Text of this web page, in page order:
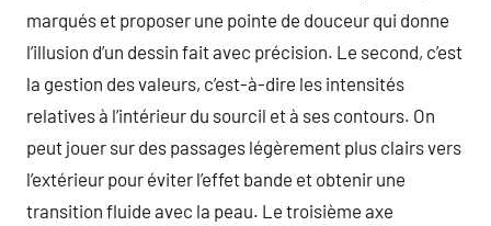
marqués et proposer une pointe de douceur qui donne
l’illusion d’un dessin fait avec précision. Le second, c’est
la gestion des valeurs, c’est-à-dire les intensités
relatives à l’intérieur du sourcil et à ses contours. On
peut jouer sur des passages légèrement plus clairs vers
l’extérieur pour éviter l’effet bande et obtenir une
transition fluide avec la peau. Le troisième axe